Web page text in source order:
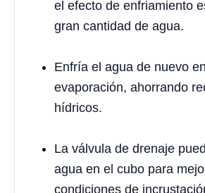
el efecto de enfriamiento
gran cantidad de agua.
Enfría el agua de nuevo
evaporación, ahorrando
hídricos.
La válvula de drenaje
agua en el cubo para
condiciones de